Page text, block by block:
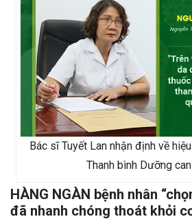
Bác sĩ Tuyết Lan nhận định về
Thanh bình Dưỡng
HÀNG NGÀN bệnh nhân
đã nhanh chóng thoát khỏi